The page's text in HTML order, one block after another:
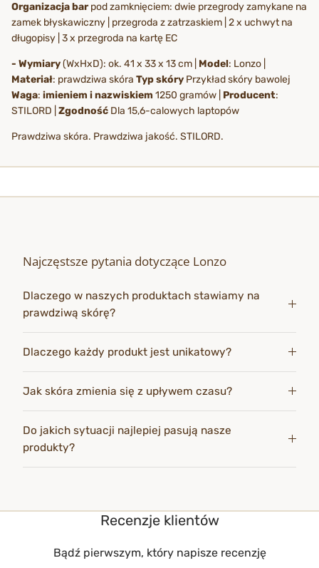
Organizacja barpod zamknięciem: dwie przegrody zamykane na
zamek błyskawiczny | przegroda z zatrzaskiem | 2 x uchwyt na
długopisy | 3 x przegroda na kartę EC
- Wymiary(WxHxD): ok. 41 x 33 x 13 cm | Model: Lonzo |
Materiał: prawdziwa skóra Typ skóry Przykład skóry bawolej
Waga: imieniem i nazwiskiem 1250 gramów | Producent:
STILORD | Zgodność Dla 15,6-calowych laptopów
Prawdziwa skóra. Prawdziwa jakość. STILORD.
Najczęstsze pytania dotyczące Lonzo
Dlaczego w naszych produktach stawiamy na
prawdziwą skórę?
Dlaczego każdy produkt jest unikatowy?
Jak skóra zmienia się z upływem czasu?
Do jakich sytuacji najlepiej pasują nasze
produkty?
Recenzje klientów
Bądź pierwszym, który napisze recenzję